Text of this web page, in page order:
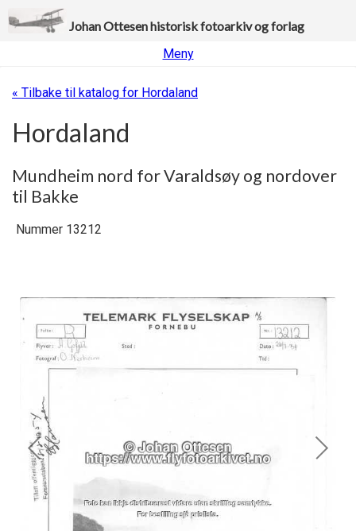
Johan Ottesen historisk fotoarkiv og forlag
Meny
« Tilbake til katalog for Hordaland
Hordaland
Mundheim nord for Varaldsøy og nordover
til Bakke
Nummer 13212